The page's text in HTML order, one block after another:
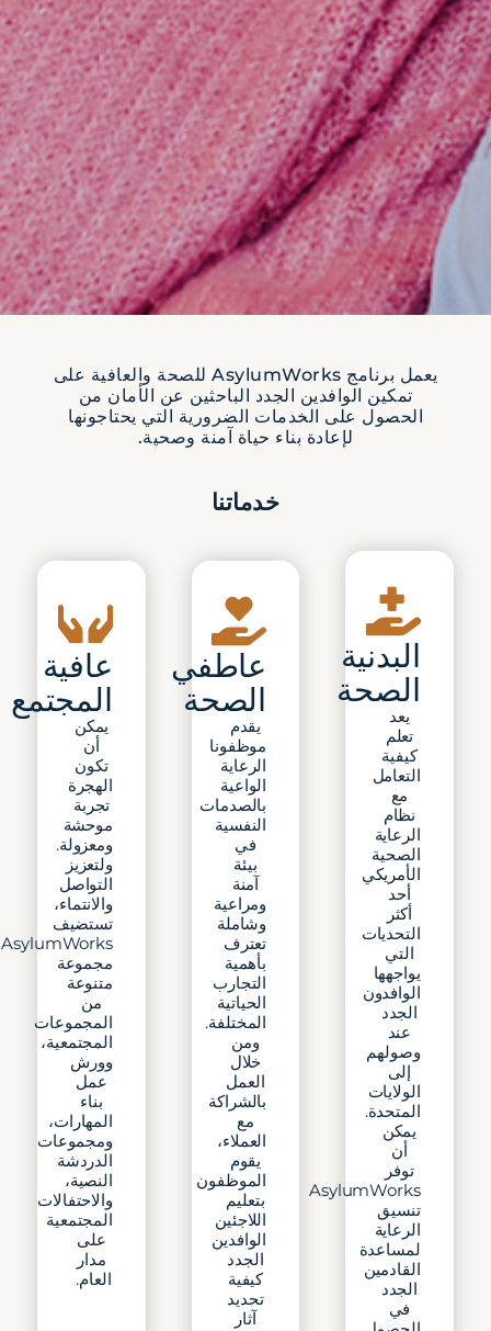
يعمل برنامج AsylumWorks للصحة والعافية على
تمكين الوافدين الجدد الباحثين عن الأمان من
الحصول على الخدمات الضرورية التي يحتاجونها
لإعادة بناء حياة آمنة وصحية.
خدماتنا
البدنية
الصحة
يعد
تعلم
كيفية
التعامل
مع
نظام
الرعاية
الصحية
الأمريكي
أحد
أكثر
التحديات
التي
يواجهها
الوافدون
الجدد
عند
وصولهم
إلى
الولايات
المتحدة.
يمكن
أن
توفر
AsylumWorks
تنسيق
الرعاية
لمساعدة
القادمين
الجدد
في
عاطفي
الصحة
يقدم
موظفونا
الرعاية
الواعية
بالصدمات
النفسية
في
بيئة
آمنة
ومراعية
وشاملة
تعترف
بأهمية
التجارب
الحياتية
المختلفة.
ومن
خلال
العمل
بالشراكة
مع
العملاء،
يقوم
الموظفون
بتعليم
اللاجئين
الوافدين
الجدد
كيفية
تحديد
آثار
عافية
المجتمع
يمكن
أن
تكون
الهجرة
تجربة
موحشة
ومعزولة.
ولتعزيز
التواصل
والانتماء،
تستضيف
AsylumWorks
مجموعة
متنوعة
من
المجموعات
المجتمعية،
وورش
عمل
بناء
المهارات،
ومجموعات
الدردشة
النصية،
والاحتفالات
المجتمعية
على
مدار
العام.